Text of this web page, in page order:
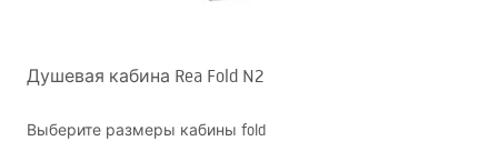
Душевая кабина Rea Fold N2
Выберите размеры кабины fold